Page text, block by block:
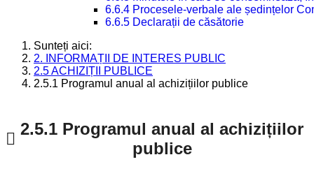
6.6.4 Procesele-verbale ale ședințelor
6.6.5 Declarații de căsătorie
Sunteți aici:
2. INFORMAȚII DE INTERES PUBLIC
2.5 ACHIZIȚII PUBLICE
2.5.1 Programul anual al achizițiilor publice
2.5.1 Programul anual al achizițiilor
publice